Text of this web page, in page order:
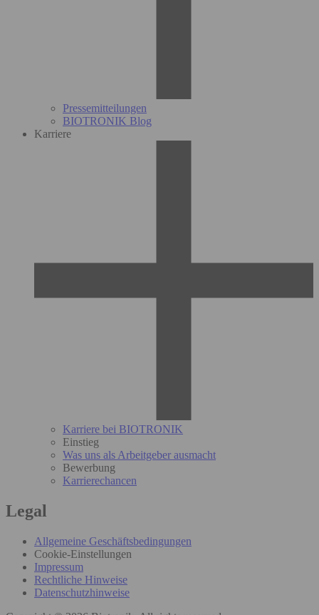
Pressemitteilungen
BIOTRONIK Blog
Karriere
Karriere bei BIOTRONIK
Einstieg
Was uns als Arbeitgeber ausmacht
Bewerbung
Karrierechancen
Legal
Allgemeine Geschäftsbedingungen
Cookie-Einstellungen
Impressum
Rechtliche Hinweise
Datenschutzhinweise